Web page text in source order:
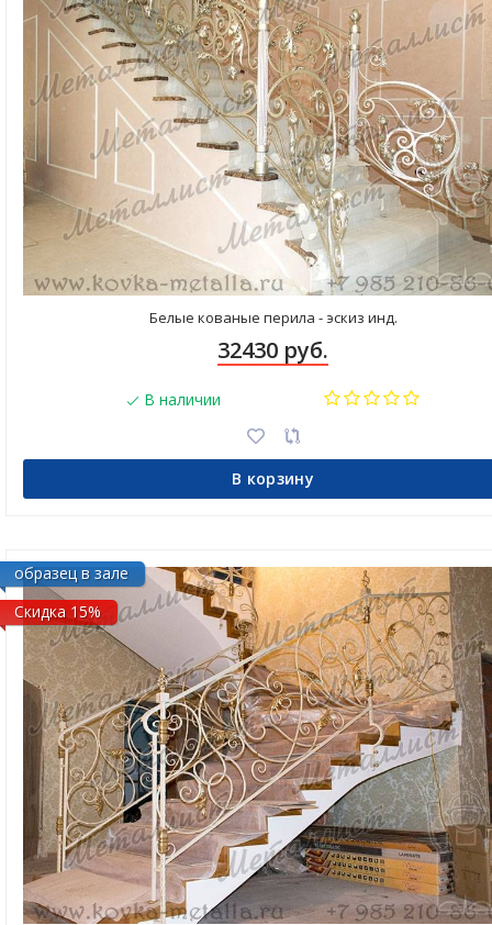
Белые кованые перила - эскиз инд.
32430 руб.
В наличии
В корзину
образец в зале
Скидка 15%